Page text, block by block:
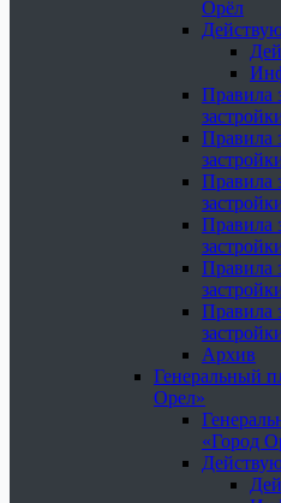
Орёл
Правила
Правила
Правила
Правила
Правила
Правила
Архив
Генеральный
Орел»
«Город